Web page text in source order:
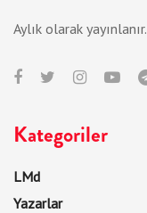
Aylık olarak yayınlanır.
Kategoriler
LMd
Yazarlar